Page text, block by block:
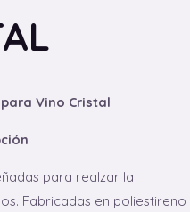
Vino Cristal
para realzar la
Fabricadas en poliestireno